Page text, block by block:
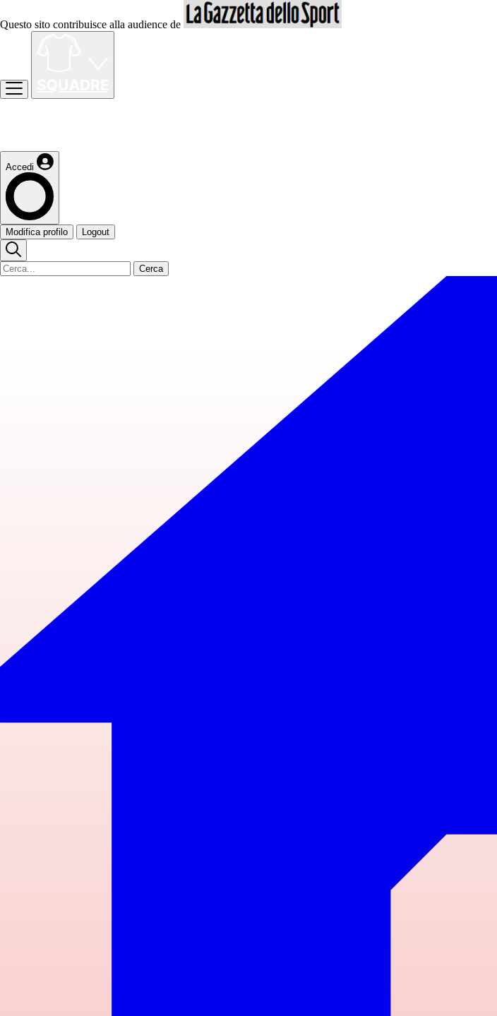
Questo sito contribuisce alla audience de
Accedi
Modifica profilo Logout
Cerca